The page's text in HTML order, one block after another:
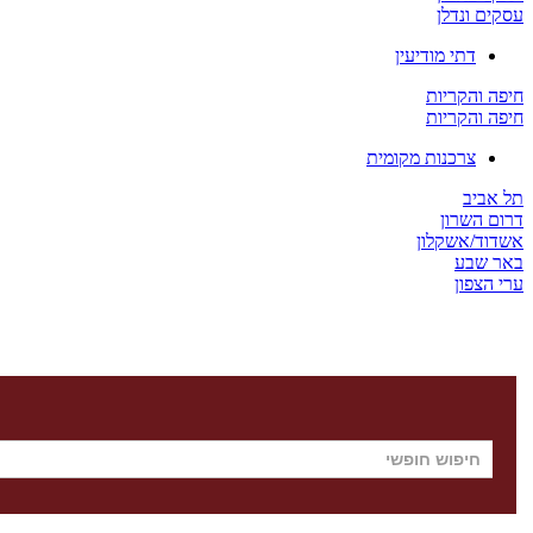
עסקים ונדלן
דתי מודיעין
חיפה והקריות
חיפה והקריות
צרכנות מקומית
תל אביב
דרום השרון
אשדוד/אשקלון
באר שבע
ערי הצפון